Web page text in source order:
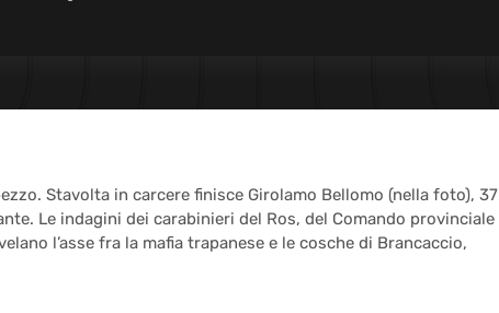
Stavolta in carcere finisce Girolamo Bellomo (nella foto), 37
Le indagini dei carabinieri del Ros, del Comando provinciale
l’asse fra la mafia trapanese e le cosche di Brancaccio,